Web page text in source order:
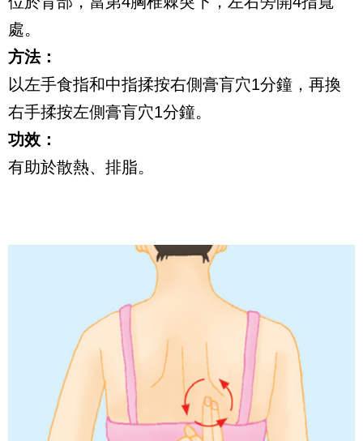
處。
方法：
以左手食指和中指揉按右側膏肓穴1分鐘，再換
右手揉按左側膏肓穴1分鐘。
功效：
有助於散熱、排脂。